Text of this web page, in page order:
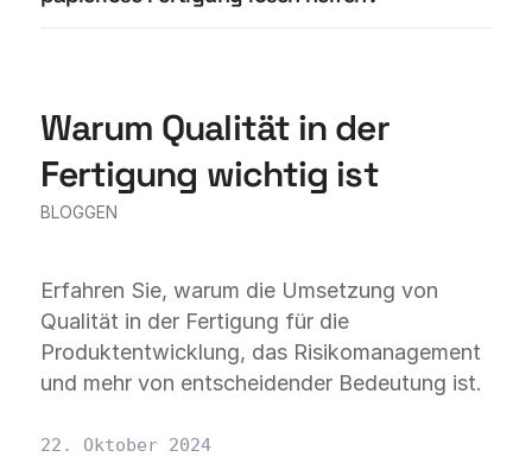
Warum Qualität in der
Fertigung wichtig ist
BLOGGEN
Erfahren Sie, warum die Umsetzung von
Qualität in der Fertigung für die
Produktentwicklung, das Risikomanagement
und mehr von entscheidender Bedeutung ist.
22. Oktober 2024